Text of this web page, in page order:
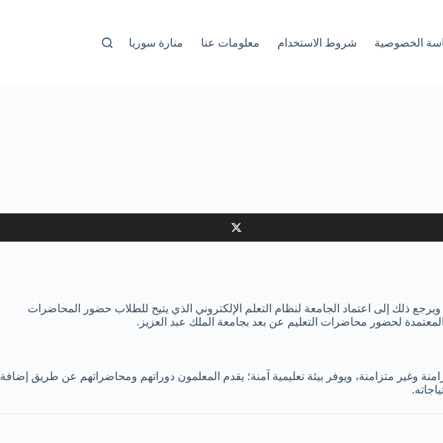
الخصوصية شروط الاستخدام معلومات عنا منارة سوريا
ذلك إلى اعتماد الجامعة لنظام التعلم الإلكتروني الذي يتيح للطلاب حضور المحاضرات
المعتمدة لحضور محاضرات التعليم عن بعد بجامعة الملك عبد العزيز.
وغير متزامنة، ويوفر بيئة تعليمية آمنة؛ يقدم المعلمون دوراتهم ومحاضراتهم عن طريق إضافة